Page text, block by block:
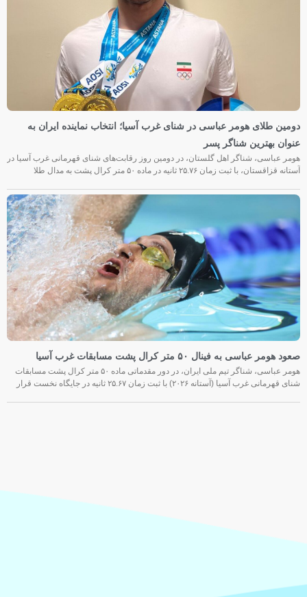
دومین طلای هومر عباسی در شنای غرب آسیا؛ انتخاب نماینده ایران به
عنوان بهترین شناگر پسر
هومر عباسی، شناگر اهل گلستان، در دومین روز رقابت‌های شنای قهرمانی غرب آسیا در
آستانه قزاقستان، با ثبت زمان ۲۵.۷۶ ثانیه در ماده ۵۰ متر کرال پشت به مدال طلا
صعود هومر عباسی به فینال ۵۰ متر کرال پشت مسابقات غرب آسیا
هومر عباسی، شناگر تیم ملی ایران، در دور مقدماتی ماده ۵۰ متر کرال پشت مسابقات
شنای قهرمانی غرب آسیا (آستانه ۲۰۲۶) با ثبت زمان ۲۵.۶۷ ثانیه در جایگاه نخست قرار